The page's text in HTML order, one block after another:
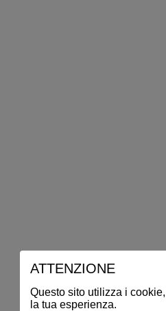
ATTENZIONE
Questo sito utilizza i
la tua esperienza.